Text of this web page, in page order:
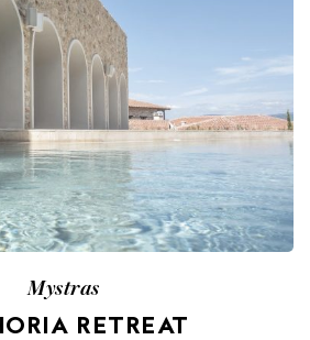
Mystras
RETREAT